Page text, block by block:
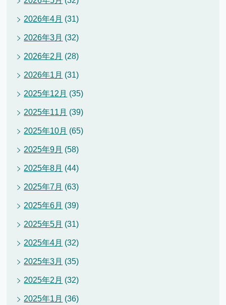
2026年4月 (31)
2026年3月 (32)
2026年2月 (28)
2026年1月 (31)
2025年12月 (35)
2025年11月 (39)
2025年10月 (65)
2025年9月 (58)
2025年8月 (44)
2025年7月 (63)
2025年6月 (39)
2025年5月 (31)
2025年4月 (32)
2025年3月 (35)
2025年2月 (32)
2025年1月 (36)